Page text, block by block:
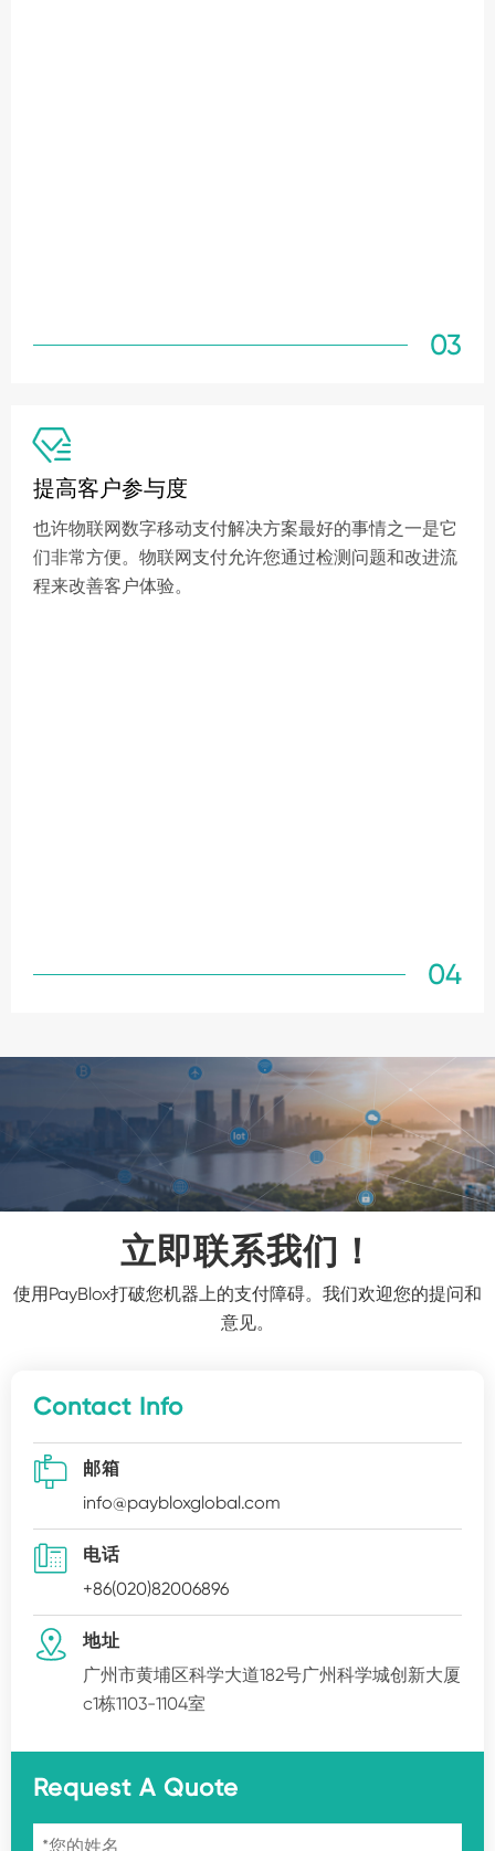
03

提高客户参与度
也许物联网数字移动支付解决方案最好的事情之一是它
们非常方便。物联网支付允许您通过检测问题和改进流
程来改善客户体验。
04
立即联系我们！
使用PayBlox打破您机器上的支付障碍。我们欢迎您的提问和
意见。
Contact Info

邮箱
info@paybloxglobal.com

电话
+86(020)82006896

地址
广州市黄埔区科学大道182号广州科学城创新大厦
c1栋1103-1104室
Request A Quote